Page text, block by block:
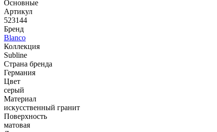
Основные
Артикул
523144
Бренд
Blanco
Коллекция
Subline
Страна бренда
Германия
Цвет
серый
Материал
искусственный гранит
Поверхность
матовая